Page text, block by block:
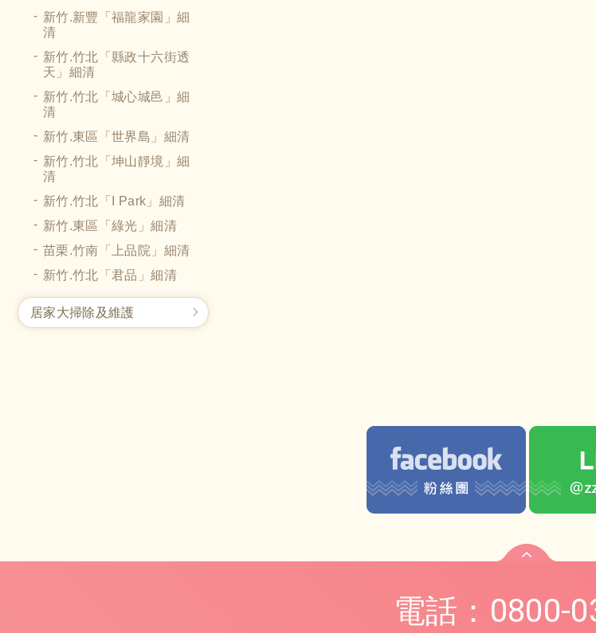
新竹.新豐「福龍家園」細
清
新竹.竹北「縣政十六街透
天」細清
新竹.竹北「城心城邑」細
清
新竹.東區「世界島」細清
新竹.竹北「坤山靜境」細
清
新竹.竹北「I Park」細清
新竹.東區「綠光」細清
苗栗.竹南「上品院」細清
新竹.竹北「君品」細清
居家大掃除及維護
電話：0800-